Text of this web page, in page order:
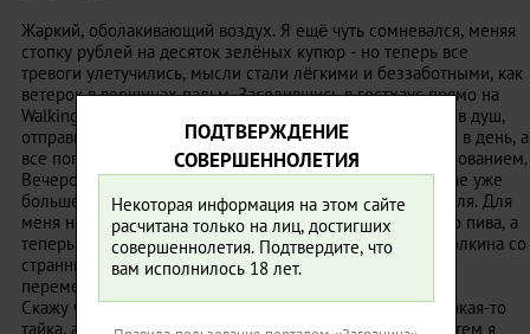
ПОДТВЕРЖДЕНИЕ
СОВЕРШЕННОЛЕТИЯ
Некоторая информация на этом сайте
расчитана только на лиц, достигших
совершеннолетия. Подтвердите, что
вам исполнилось 18 лет.
Жаркий, оболакивающий воздух. Я ещё чуть сомневался, меняя
стопку рублей на десяток зелёных купюр - но теперь все
тревоги улетучились, мысли стали лёгкими и беззаботными, как
ветерок в вершинах пальм. Заселившись в гестхаус прямо на
Walking street, я порадовался удачному выбору, и, приняв душ,
отправился искать том ям. Его я могу есть по десять раз в день, а
все попытки приготовить его дома были сущим разочарованием.
Вечером я встретился с парнем с форума, живущим в Тае уже
больше четырёх лет, и несколькими ребятами из Израиля. Для
меня не существовало границ - днём я выпил несколько пива, а
теперь мы продолжили в Tattoo bar на одной из соек Волкина со
странным названием - Blowjob или типа того. Оттуда
переместились ещё куда-то, и...
Скажу честно, меня развезло. Со мной разговаривала какая-то
тайка, а я с гордостью вворачивал фразы на тайском. Затем я